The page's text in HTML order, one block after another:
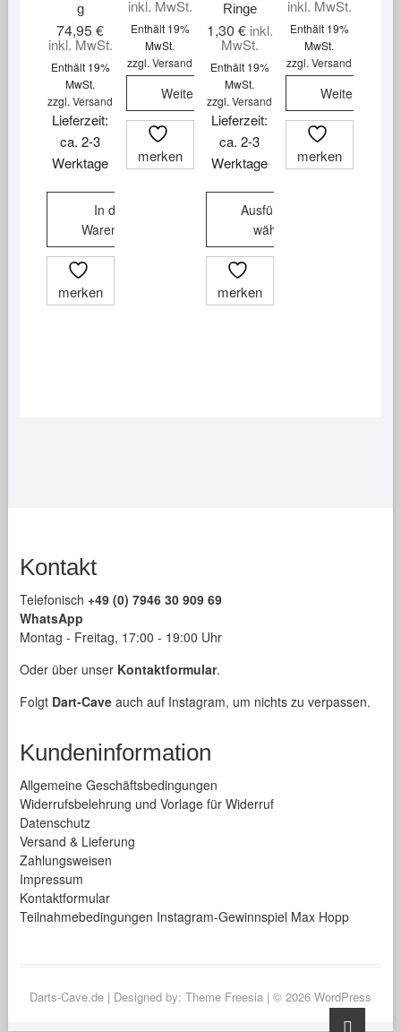
g
74,95€
inkl. MwSt.
Enthält 19%
MwSt.
zzgl.Versand
Lieferzeit:
ca. 2-3
Werktage
In den
Warenkorb
merken
inkl. MwSt.
Enthält 19%
MwSt.
zzgl.Versand
Weiterlesen
merken
Ringe
1,30 € inkl.
MwSt.
Enthält 19%
MwSt.
zzgl.Versand
Lieferzeit:
ca. 2-3
Werktage
Ausführung
wählen
Dieses
Produkt
weist
merken
inkl. MwSt.
Enthält 19%
MwSt.
zzgl.Versand
Weiterlesen
merken
Kontakt
Telefonisch +49 (0) 7946 30 909 69
WhatsApp
Montag - Freitag, 17:00 - 19:00 Uhr
Oder über unser Kontaktformular.
Folgt Dart-Caveauch auf Instagram, um nichts zu verpassen.
Kundeninformation
Allgemeine Geschäftsbedingungen
Widerrufsbelehrung und Vorlage für Widerruf
Datenschutz
Versand & Lieferung
Zahlungsweisen
Impressum
Kontaktformular
Teilnahmebedingungen Instagram-Gewinnspiel Max Hopp
Darts-Cave.de| Designed by: Theme Freesia | © 2026 WordPress
Go